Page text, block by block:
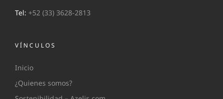
Tel: +52 (33) 3628-2813
VÍNCULOS
Inicio
¿Quienes somos?